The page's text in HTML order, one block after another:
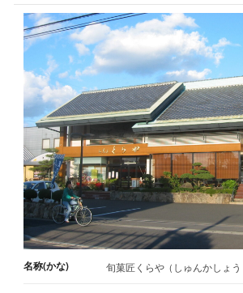
名称(かな) 旬菓匠くらや（しゅんかしょう